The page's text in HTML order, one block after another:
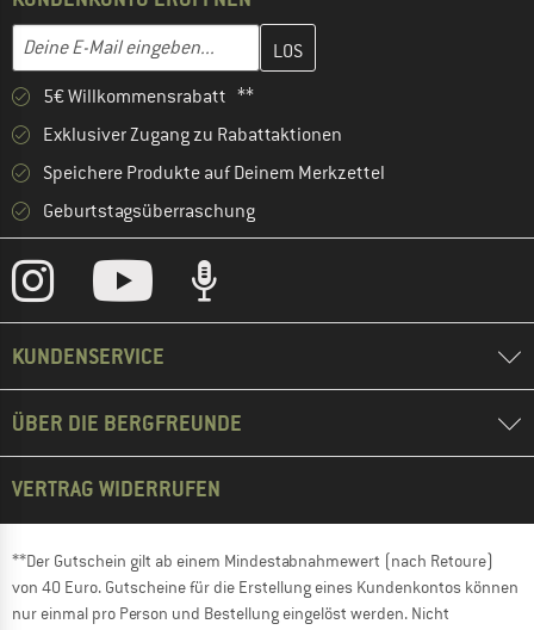
E-Mail-Adresse
Gib hier deine E-Mail-Adresse ein und erstelle im nächsten
5€ Willkommensrabatt **
Exklusiver Zugang zu Rabattaktionen
Speichere Produkte auf Deinem Merkzettel
Geburtstagsüberraschung
KUNDENSERVICE
ÜBER DIE BERGFREUNDE
VERTRAG WIDERRUFEN
**Der Gutschein gilt ab einem Mindestabnahmewert (nach Retoure)
von 40 Euro. Gutscheine für die Erstellung eines Kundenkontos können
nur einmal pro Person und Bestellung eingelöst werden. Nicht